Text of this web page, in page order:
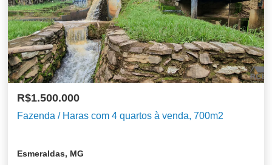
R$1.500.000
Fazenda / Haras com 4 quartos à venda, 700m2
Esmeraldas, MG